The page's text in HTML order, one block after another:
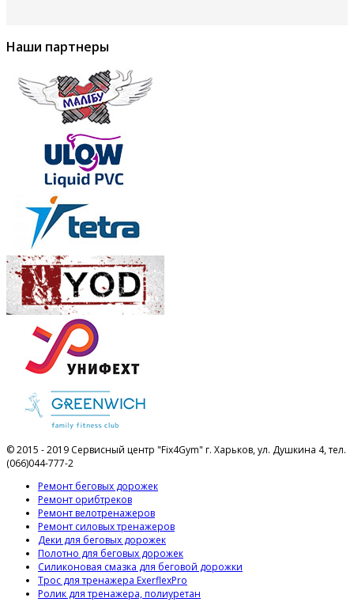
Наши партнеры
© 2015 - 2019 Сервисный центр "Fix4Gym" г. Харьков, ул. Душкина 4, тел.
(066)044-777-2
Ремонт беговых дорожек
Ремонт орибтреков
Ремонт велотренажеров
Ремонт силовых тренажеров
Деки для беговых дорожек
Полотно для беговых дорожек
Силиконовая смазка для беговой дорожки
Трос для тренажера ExerflexPro
Ролик для тренажера, полиуретан